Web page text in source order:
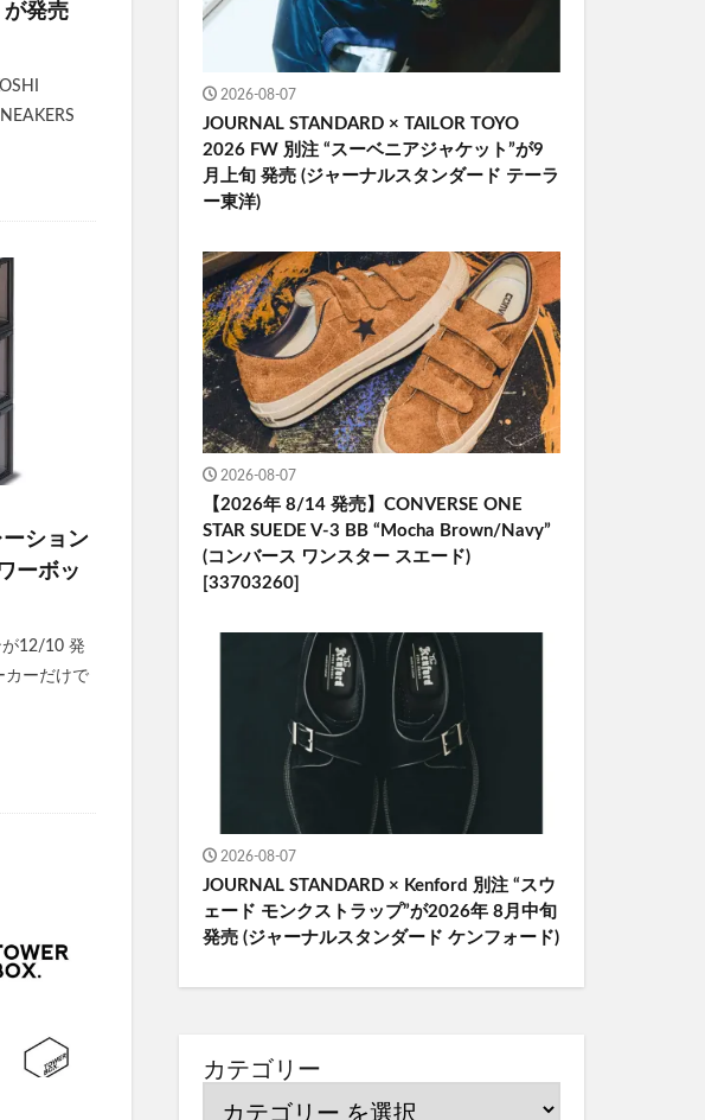
が発売
ーション
ーボッ
が12/10 発
カーだけで
2026-08-07
JOURNAL STANDARD × TAILOR TOYO
2026 FW 別注 “スーベニアジャケット”が9
月上旬 発売 (ジャーナルスタンダード テーラ
ー東洋)
2026-08-07
【2026年 8/14 発売】CONVERSE ONE
STAR SUEDE V-3 BB “Mocha Brown/Navy”
(コンバース ワンスター スエード)
[33703260]
2026-08-07
JOURNAL STANDARD × Kenford 別注 “スウ
ェード モンクストラップ”が2026年 8月中旬
発売 (ジャーナルスタンダード ケンフォード)
カテゴリー